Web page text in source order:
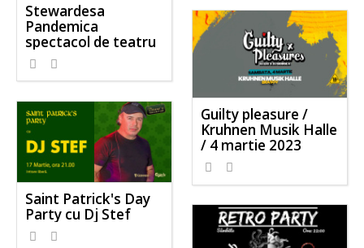
Stewardesa
Pandemica
spectacol de teatru
Guilty pleasure /
Kruhnen Musik Halle
/ 4 martie 2023
Saint Patrick's Day
Party cu Dj Stef